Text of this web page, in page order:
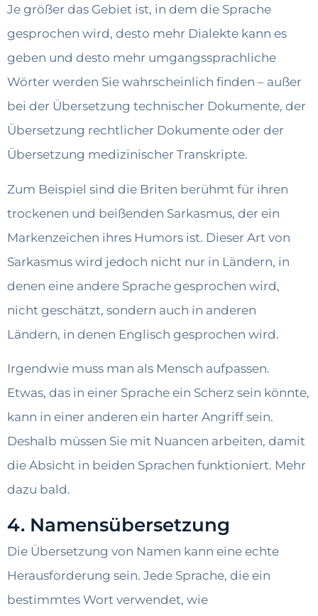
Je größer das Gebiet ist, in dem die Sprache
gesprochen wird, desto mehr Dialekte kann es
geben und desto mehr umgangssprachliche
Wörter werden Sie wahrscheinlich finden – außer
bei der Übersetzung technischer Dokumente, der
Übersetzung rechtlicher Dokumente oder der
Übersetzung medizinischer Transkripte.
Zum Beispiel sind die Briten berühmt für ihren
trockenen und beißenden Sarkasmus, der ein
Markenzeichen ihres Humors ist. Dieser Art von
Sarkasmus wird jedoch nicht nur in Ländern, in
denen eine andere Sprache gesprochen wird,
nicht geschätzt, sondern auch in anderen
Ländern, in denen Englisch gesprochen wird.
Irgendwie muss man als Mensch aufpassen.
Etwas, das in einer Sprache ein Scherz sein könnte,
kann in einer anderen ein harter Angriff sein.
Deshalb müssen Sie mit Nuancen arbeiten, damit
die Absicht in beiden Sprachen funktioniert. Mehr
dazu bald.
4. Namensübersetzung
Die Übersetzung von Namen kann eine echte
Herausforderung sein. Jede Sprache, die ein
bestimmtes Wort verwendet, wie